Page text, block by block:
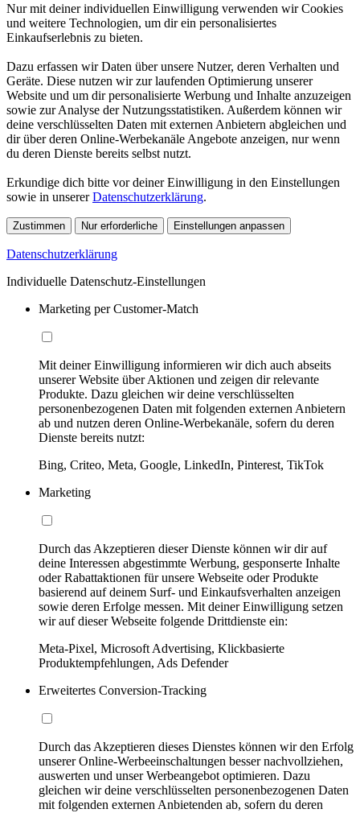
Nur mit deiner individuellen Einwilligung verwenden wir Cookies
und weitere Technologien, um dir ein personalisiertes
Einkaufserlebnis zu bieten.
Dazu erfassen wir Daten über unsere Nutzer, deren Verhalten und
Geräte. Diese nutzen wir zur laufenden Optimierung unserer
Website und um dir personalisierte Werbung und Inhalte anzuzeigen
sowie zur Analyse der Nutzungsstatistiken. Außerdem können wir
deine verschlüsselten Daten mit externen Anbietern abgleichen und
dir über deren Online-Werbekanäle Angebote anzeigen, nur wenn
du deren Dienste bereits selbst nutzt.
Erkundige dich bitte vor deiner Einwilligung in den Einstellungen
sowie in unsererDatenschutzerklärung.
Zustimmen Nur erforderliche Einstellungen anpassen
Datenschutzerklärung
Individuelle Datenschutz-Einstellungen
Marketing per Customer-Match
Mit deiner Einwilligung informieren wir dich auch abseits
unserer Website über Aktionen und zeigen dir relevante
Produkte. Dazu gleichen wir deine verschlüsselten
personenbezogenen Daten mit folgenden externen Anbietern
ab und nutzen deren Online-Werbekanäle, sofern du deren
Dienste bereits nutzt:
Bing, Criteo, Meta, Google, LinkedIn, Pinterest, TikTok
Marketing
Durch das Akzeptieren dieser Dienste können wir dir auf
deine Interessen abgestimmte Werbung, gesponserte Inhalte
oder Rabattaktionen für unsere Webseite oder Produkte
basierend auf deinem Surf- und Einkaufsverhalten anzeigen
sowie deren Erfolge messen. Mit deiner Einwilligung setzen
wir auf dieser Webseite folgende Drittdienste ein:
Meta-Pixel, Microsoft Advertising, Klickbasierte
Produktempfehlungen, Ads Defender
Erweitertes Conversion-Tracking
Durch das Akzeptieren dieses Dienstes können wir den Erfolg
unserer Online-Werbeeinschaltungen besser nachvollziehen,
auswerten und unser Werbeangebot optimieren. Dazu
gleichen wir deine verschlüsselten personenbezogenen Daten
mit folgenden externen Anbietenden ab, sofern du deren